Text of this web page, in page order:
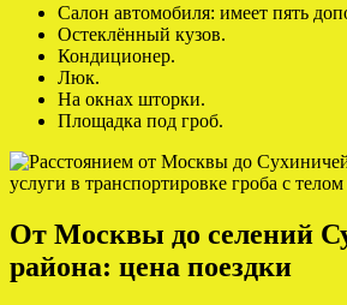
Салон автомобиля: имеет пять
Остеклённый кузов.
Кондиционер.
Люк.
На окнах шторки.
Площадка под гроб.
От Москвы до селений
района: цена поездки